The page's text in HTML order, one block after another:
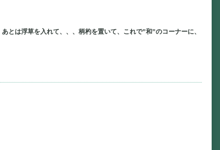
とは浮草を入れて、、、柄杓を置いて、これで”和”のコーナーに、